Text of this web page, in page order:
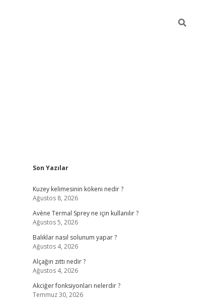
Sidebar
Son Yazılar
Kuzey kelimesinin kökeni nedir ?
Ağustos 8, 2026
Avène Termal Sprey ne için kullanılır ?
Ağustos 5, 2026
Balıklar nasıl solunum yapar ?
Ağustos 4, 2026
Alçağın zıttı nedir ?
Ağustos 4, 2026
Akciğer fonksiyonları nelerdir ?
Temmuz 30, 2026